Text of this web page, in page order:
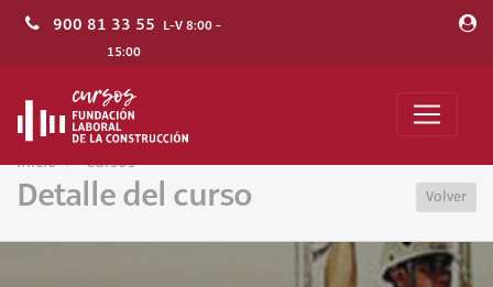
900 81 33 55 L-V 8:00 -
15:00
Inicio Cursos
Detalle del curso Volver